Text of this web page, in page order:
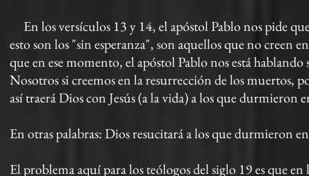
En los versículos 13 y 14, el apóstol Pablo nos pide
esto son los "sin esperanza", son aquellos que no creen
que en ese momento, el apóstol Pablo nos está
Nosotros si creemos en la resurrección de los muertos,
así traerá Dios con Jesús (a la vida) a los que durmieron
En otras palabras: Dios resucitará a los que durmieron en
El problema aquí para los teólogos del siglo 19 es que